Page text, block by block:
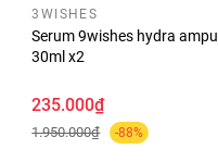
mặt nền.
makeup, từ người mới
bước trang điểm phức
cho nhu cầu trang điểm
3WISHES
Serum 9wishes hydra
30ml x2
235.000₫
1.950.000₫ -88%